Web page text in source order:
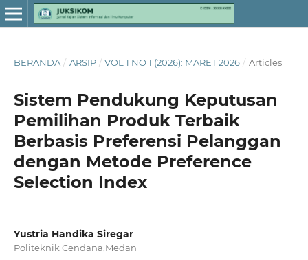
BERANDA / ARSIP / VOL 1 NO 1 (2026): MARET 2026 / Articles
Sistem Pendukung Keputusan
Pemilihan Produk Terbaik
Berbasis Preferensi Pelanggan
dengan Metode Preference
Selection Index
Yustria Handika Siregar
Politeknik Cendana,Medan